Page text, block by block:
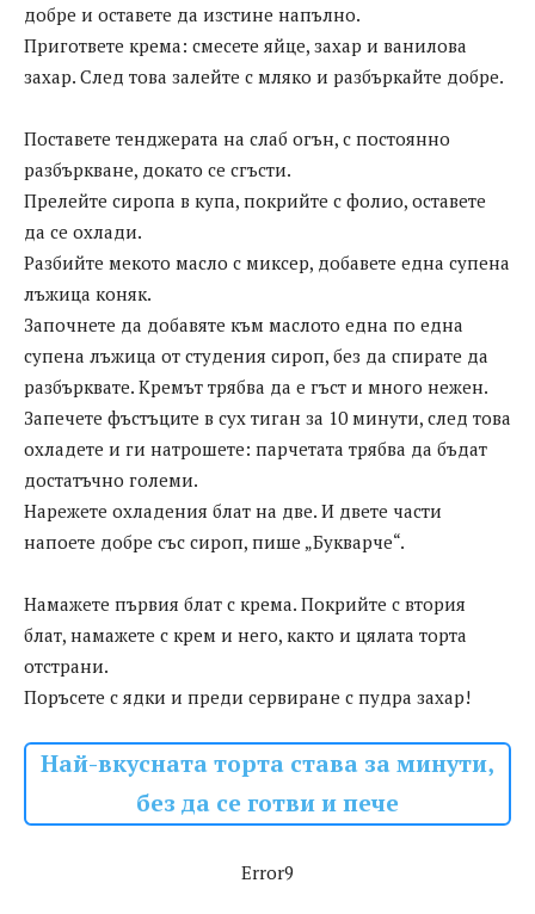
добре и оставете да изстине напълно.
Пригответе крема: смесете яйце, захар и ванилова
захар. След това залейте с мляко и разбъркайте добре.
Поставете тенджерата на слаб огън, с постоянно
разбъркване, докато се сгъсти.
Прелейте сиропа в купа, покрийте с фолио, оставете
да се охлади.
Разбийте мекото масло с миксер, добавете една супена
лъжица коняк.
Започнете да добавяте към маслото една по една
супена лъжица от студения сироп, без да спирате да
разбърквате. Кремът трябва да е гъст и много нежен.
Запечете фъстъците в сух тиган за 10 минути, след това
охладете и ги натрошете: парчетата трябва да бъдат
достатъчно големи.
Нарежете охладения блат на две. И двете части
напоете добре със сироп, пише „Букварче“.
Намажете първия блат с крема. Покрийте с втория
блат, намажете с крем и него, както и цялата торта
отстрани.
Поръсете с ядки и преди сервиране с пудра захар!
Най-вкусната торта става за минути,
без да се готви и пече
Error9